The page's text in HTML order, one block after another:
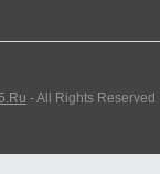
- All Rights Reserved